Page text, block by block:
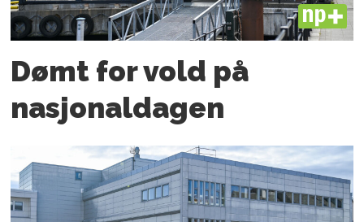
PLUS
Dømt for vold på
nasjonal­dagen